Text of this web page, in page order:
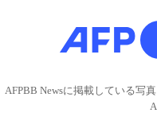
AFPBB Newsに掲載している写